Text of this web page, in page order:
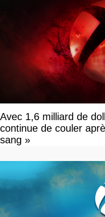
Avec 1,6 milliard de
continue de couler
sang »